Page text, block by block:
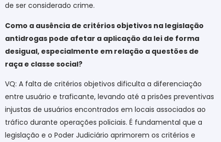
de ser considerado crime.
Como a ausência de critérios objetivos na legislação
antidrogas pode afetar a aplicação da lei de forma
desigual, especialmente em relação a questões de
raça e classe social?
VQ: A falta de critérios objetivos dificulta a diferenciação
entre usuário e traficante, levando até a prisões preventivas
injustas de usuários encontrados em locais associados ao
tráfico durante operações policiais. É fundamental que a
legislação e o Poder Judiciário aprimorem os critérios e